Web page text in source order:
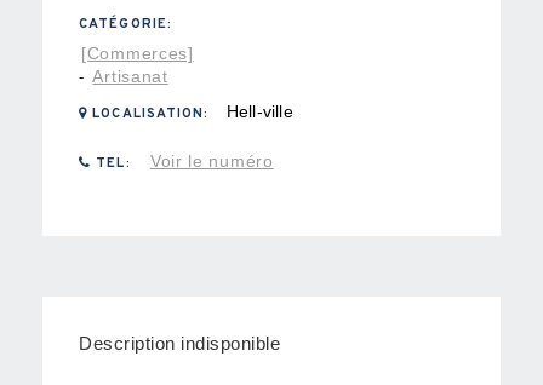
CATÉGORIE:
[Commerces]
- Artisanat
LOCALISATION: Hell-ville
TEL: Voir le numéro
Description indisponible